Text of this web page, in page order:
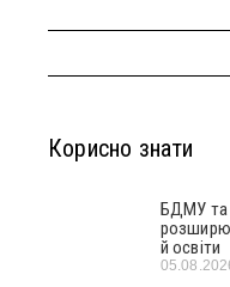
Корисно знати
БДМУ та
й освіти